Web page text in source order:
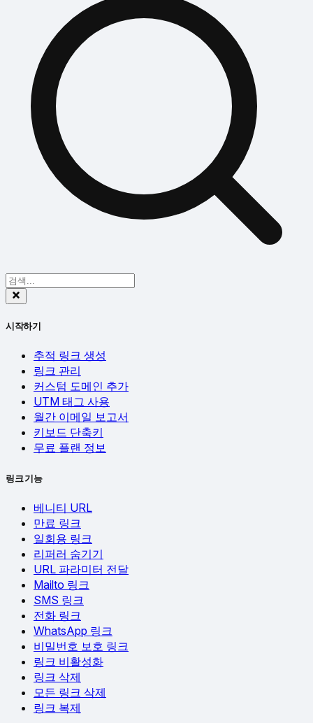
시작하기
추적 링크 생성
링크 관리
커스텀 도메인 추가
UTM 태그 사용
월간 이메일 보고서
키보드 단축키
무료 플랜 정보
링크 기능
베니티 URL
만료 링크
일회용 링크
리퍼러 숨기기
URL 파라미터 전달
Mailto 링크
SMS 링크
전화 링크
WhatsApp 링크
비밀번호 보호 링크
링크 비활성화
링크 삭제
모든 링크 삭제
링크 복제